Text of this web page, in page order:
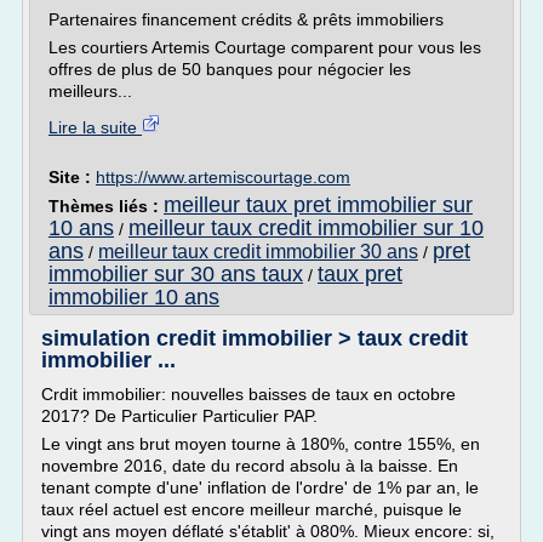
Partenaires financement crédits & prêts immobiliers
Les courtiers Artemis Courtage comparent pour vous les
offres de plus de 50 banques pour négocier les
meilleurs...
Lire la suite
Site : https://www.artemiscourtage.com
Thèmes liés : meilleur taux pret immobilier sur
10 ans / meilleur taux credit immobilier sur 10
ans / meilleur taux credit immobilier 30 ans / pret
immobilier sur 30 ans taux / taux pret
immobilier 10 ans
simulation credit immobilier > taux credit
immobilier ...
Crdit immobilier: nouvelles baisses de taux en octobre
2017? De Particulier Particulier PAP.
Le vingt ans brut moyen tourne à 180%, contre 155%, en
novembre 2016, date du record absolu à la baisse. En
tenant compte d'une' inflation de l'ordre' de 1% par an, le
taux réel actuel est encore meilleur marché, puisque le
vingt ans moyen déflaté s'établit' à 080%. Mieux encore: si,